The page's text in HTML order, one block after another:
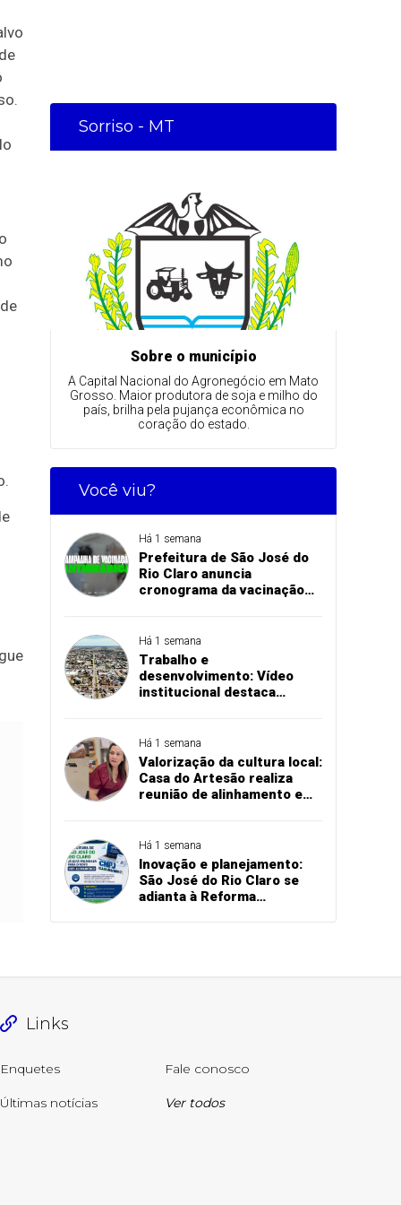
Sorriso - MT
Sobre o município
A Capital Nacional do Agronegócio em Mato
Grosso. Maior produtora de soja e milho do
país, brilha pela pujança econômica no
coração do estado.
Você viu?
Há 1 semana
Prefeitura de São José do
Rio Claro anuncia
cronograma da vacinação
Há 1 semana
Trabalho e
desenvolvimento: Vídeo
institucional destaca
do Rio Claro
Há 1 semana
Valorização da cultura local:
Casa do Artesão realiza
reunião de alinhamento e
Rio Claro
Há 1 semana
Inovação e planejamento:
São José do Rio Claro se
adianta à Reforma
Links
Enquetes Fale conosco
Últimas notícias Ver todos